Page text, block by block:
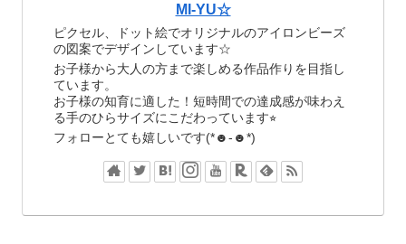
MI-YU☆
ピクセル、ドット絵でオリジナルのアイロンビーズ
の図案でデザインしています☆
お子様から大人の方まで楽しめる作品作りを目指し
ています。
お子様の知育に適した！短時間での達成感が味わえ
る手のひらサイズにこだわっています⭐︎
フォローとても嬉しいです(*☻-☻*)